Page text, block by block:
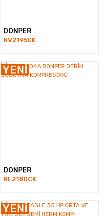
DONPER
NV2195CK
YENİ
DONPER
NE2180CK
YENİ